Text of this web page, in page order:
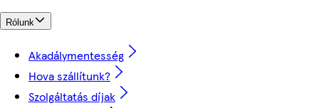
Rólunk
Akadálymentesség
Hova szállítunk?
Szolgáltatás díjak